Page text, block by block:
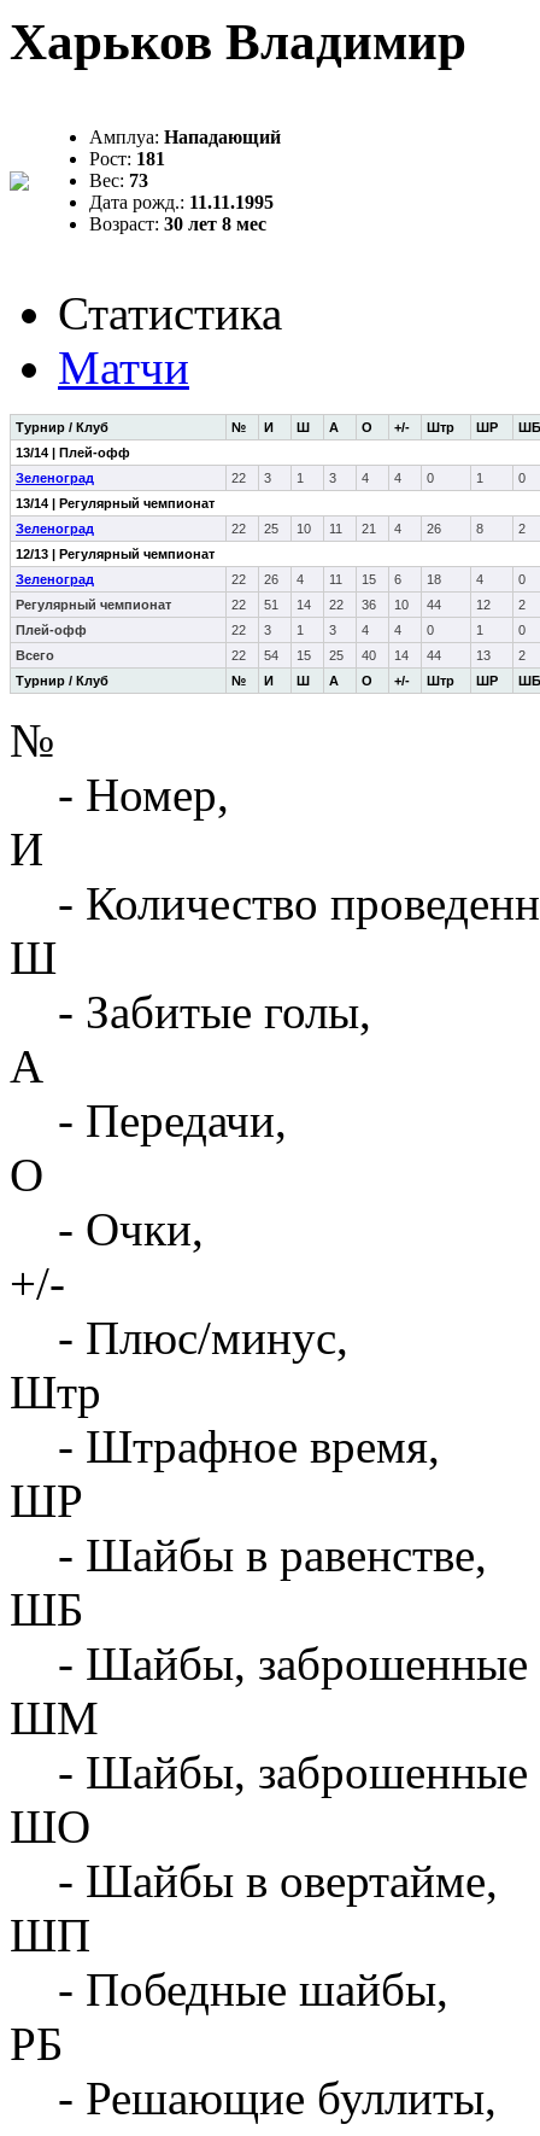
Харьков Владимир
Амплуа: Нападающий
Рост: 181
Вес: 73
Дата рожд.: 11.11.1995
Возраст: 30 лет 8 мес
Статистика
Матчи
Турнир / Клуб № И Ш А О +/- Штр ШР ШБ
Турнир / Клуб № И Ш А О +/- Штр ШР ШБ
13/14 | Плей-офф
Зеленоград
22 3 1 3 4 4 0 1
0
13/14 | Регулярный чемпионат
Зеленоград
22 25 10 11 21 4 26 8
2
12/13 | Регулярный чемпионат
Зеленоград
22 26 4 11 15 6 18 4
0
Регулярный чемпионат
22 51 14 22 36 10 44 12
2
Плей-офф
22 3 1 3 4 4 0 1
0
Всего
22 54 15 25 40 14 44 13 2
№
- Номер,
И
- Количество
Ш
- Забитые голы,
А
- Передачи,
О
- Очки,
+/-
- Плюс/минус,
Штр
- Штрафное время,
ШР
- Шайбы в равенстве,
ШБ
- Шайбы, заброшенные
ШМ
- Шайбы, заброшенные
ШО
- Шайбы в овертайме,
ШП
- Победные шайбы,
РБ
- Решающие буллиты,